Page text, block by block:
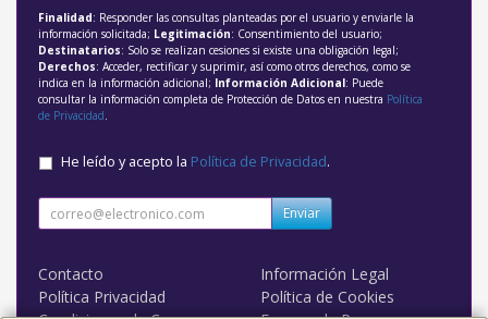
Finalidad: Responder las consultas planteadas por el usuario y enviarle la
información solicitada; Legitimación: Consentimiento del usuario;
Destinatarios: Solo se realizan cesiones si existe una obligación legal;
Derechos: Acceder, rectificar y suprimir, así como otros derechos, como se
indica en la información adicional; Información Adicional: Puede
consultar la información completa de Protección de Datos en nuestra Política
de Privacidad.
He leído y acepto la Política de Privacidad.
Enviar
Contacto
Información Legal
Política Privacidad
Política de Cookies